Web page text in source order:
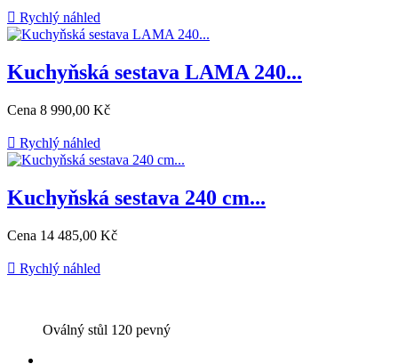
 Rychlý náhled
Kuchyňská sestava LAMA 240...
Cena 8 990,00 Kč
 Rychlý náhled
Kuchyňská sestava 240 cm...
Cena 14 485,00 Kč
 Rychlý náhled
Oválný stůl 120 pevný